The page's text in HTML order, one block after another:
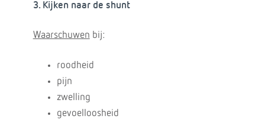
3. Kijken naar de shunt
Waarschuwen bij:
roodheid
pijn
zwelling
gevoelloosheid